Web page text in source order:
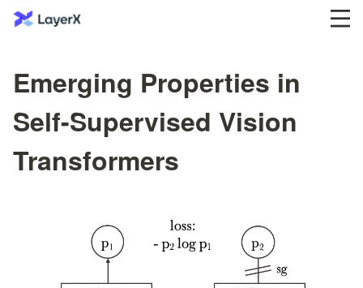
Emerging Properties in
Self-Supervised Vision
Transformers